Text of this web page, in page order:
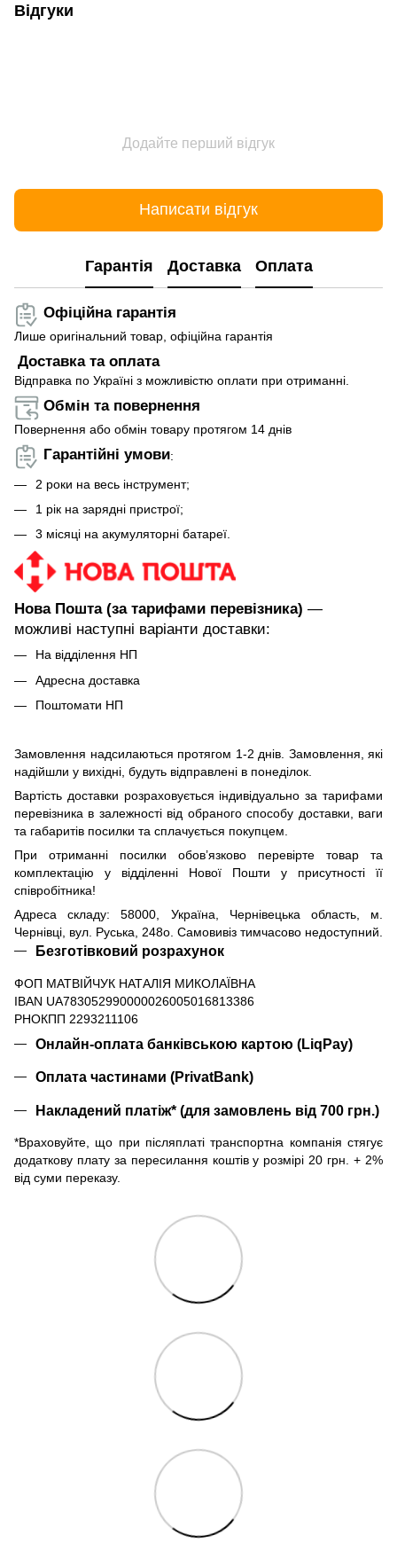
Відгуки
Додайте перший відгук
Написати відгук
Гарантія Доставка Оплата
Офіційна гарантія
Лише оригінальний товар, офіційна гарантія
Доставка та оплата
Відправка по Україні з можливістю оплати при отриманні.
Обмін та повернення
Повернення або обмін товару протягом 14 днів
Гарантійні умови:
2 роки на весь інструмент;
1 рік на зарядні пристрої;
3 місяці на акумуляторні батареї.
Нова Пошта (за тарифами перевізника) —
можливі наступні варіанти доставки:
На відділення НП
Адресна доставка
Поштомати НП
Замовлення надсилаються протягом 1-2 днів. Замовлення, які
надійшли у вихідні, будуть відправлені в понеділок.
Вартість доставки розраховується індивідуально за тарифами
перевізника в залежності від обраного способу доставки, ваги
та габаритів посилки та сплачується покупцем.
При отриманні посилки обов’язково перевірте товар та
комплектацію у відділенні Нової Пошти у присутності її
співробітника!
Адреса складу: 58000, Україна, Чернівецька область, м.
Чернівці, вул. Руська, 248о. Самовивіз тимчасово недоступний.
Безготівковий розрахунок
ФОП МАТВІЙЧУК НАТАЛІЯ МИКОЛАЇВНА
IBAN UA783052990000026005016813386
РНОКПП 2293211106
Онлайн-оплата банківською картою (LiqPay)
Оплата частинами (PrivatBank)
Накладений платіж* (для замовлень від 700 грн.)
*Враховуйте, що при післяплаті транспортна компанія стягує
додаткову плату за пересилання коштів у розмірі 20 грн. + 2%
від суми переказу.